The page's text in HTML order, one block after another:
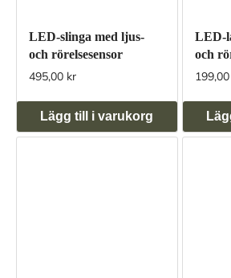
LED-slinga med ljus-
och rörelsesensor
495,00 kr
Lägg till i varukorg
LED-
och